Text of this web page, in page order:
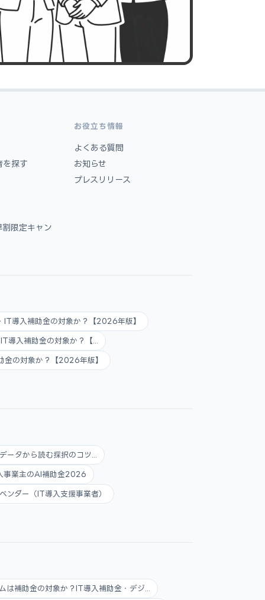
を探す
割限定キャン
お役立ち情報
よくある質問
お知らせ
プレスリリース
導入補助金の対象か？【2026年版】
入補助金の対象か？【...
の対象か？【2026年版】
ータから読む採択のコツ...
事業主のAI補助金2026
ンダー（IT導入支援事業者）
は補助金の対象か？IT導入補助金・デジ...